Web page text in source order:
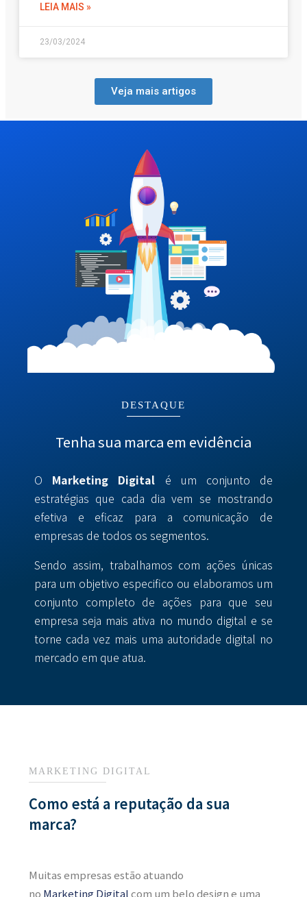
LEIA MAIS »
23/03/2024
Veja mais artigos
DESTAQUE
Tenha sua marca em evidência
O Marketing Digital é um conjunto de
estratégias que cada dia vem se mostrando
efetiva e eficaz para a comunicação de
empresas de todos os segmentos.
Sendo assim, trabalhamos com ações únicas
para um objetivo especifico ou elaboramos um
conjunto completo de ações para que seu
empresa seja mais ativa no mundo digital e se
torne cada vez mais uma autoridade digital no
mercado em que atua.
MARKETING DIGITAL
Como está a reputação da sua
marca?
Muitas empresas estão atuando
no Marketing Digitalcom um belodesigne uma